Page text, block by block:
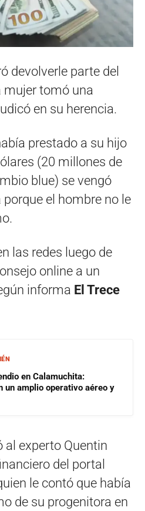
devolverle parte del
mujer tomó una
en su herencia.
prestado a su hijo
(20 millones de
blue) se vengó
el hombre no le
las redes luego de
online a un
informa El Trece
en Calamuchita:
un amplio operativo aéreo y
al experto Quentin
del portal
le contó que había
de su progenitora en